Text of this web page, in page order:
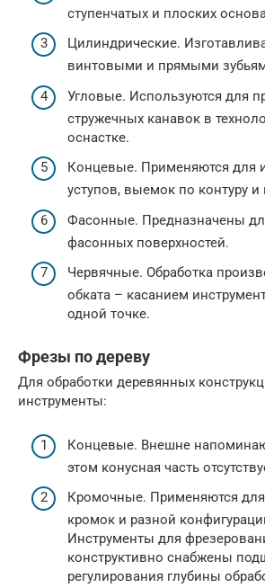
ступенчатых и плоских
Цилиндрические.
винтовыми и прямыми
Угловые. Используются для
стружечных канавок в
оснастке.
Концевые. Применяются для
уступов, выемок по контуру и
Фасонные. Предназначены
фасонных поверхностей.
Червячные. Обработка
обката – касанием
одной точке.
Фрезы по дереву
Для обработки деревянных
инструменты:
Концевые. Внешне
этом конусная часть
Кромочные. Применяются
кромок и разной
Инструменты для
конструктивно снабжены
регулирования глубины